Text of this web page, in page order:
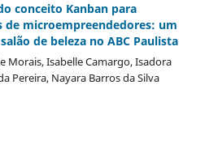
conceito Kanban para
de microempreendedores: um
de beleza no ABC Paulista
Morais, Isabelle Camargo, Isadora
Pereira, Nayara Barros da Silva